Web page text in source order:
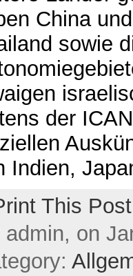
China
sowie
der
Indien,
This Post
admin, on